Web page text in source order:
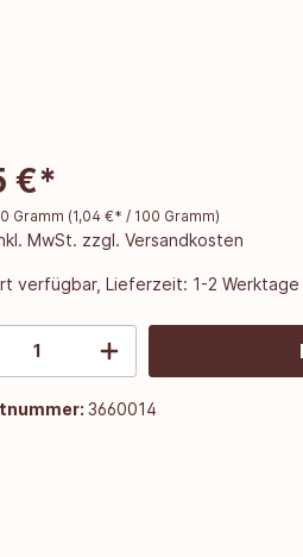
€*
Gramm (1,04 €* / 100 Gramm)
MwSt. zzgl. Versandkosten
verfügbar, Lieferzeit: 1-2 Werktage
3660014